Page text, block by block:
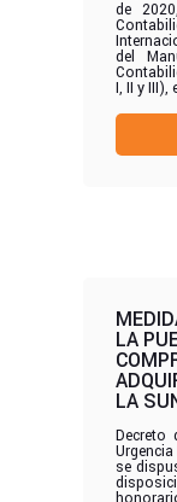
de
del
I, II y III),
LA
LA
Decreto
se